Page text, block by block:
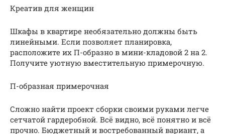
Креатив для женщин
Шкафы в квартире необязательно должны быть
линейными. Если позволяет планировка,
расположите их П-образно в мини-кладовой 2 на 2.
Получите уютную вместительную примерочную.
П-образная примерочная
Сложно найти проект сборки своими руками легче
сетчатой гардеробной. Всё видно, всё понятно и всё
прочно. Бюджетный и востребованный вариант, а